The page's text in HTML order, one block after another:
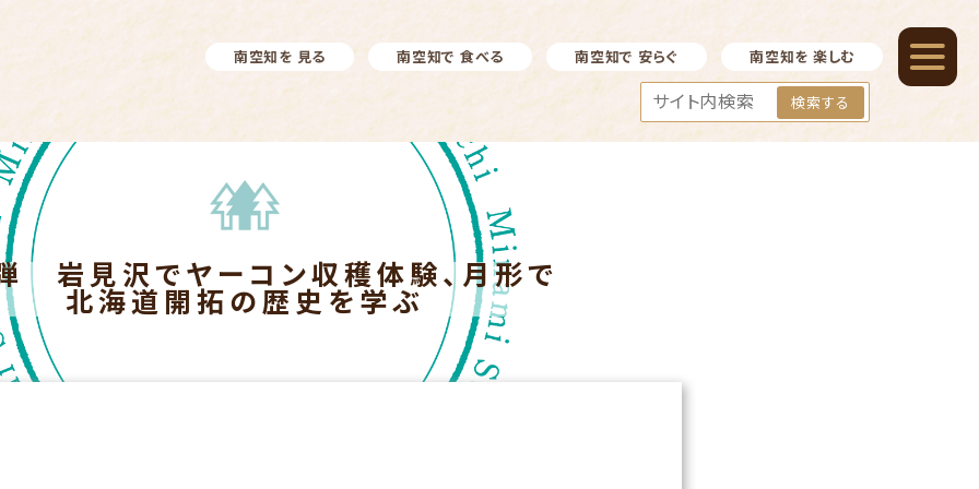
南空知を 見る 南空知で 食べる 南空知で 安らぐ 南空知を 楽しむ
検索する
岩見沢でヤーコン収穫体験、月形で
北海道開拓の歴史を学ぶ